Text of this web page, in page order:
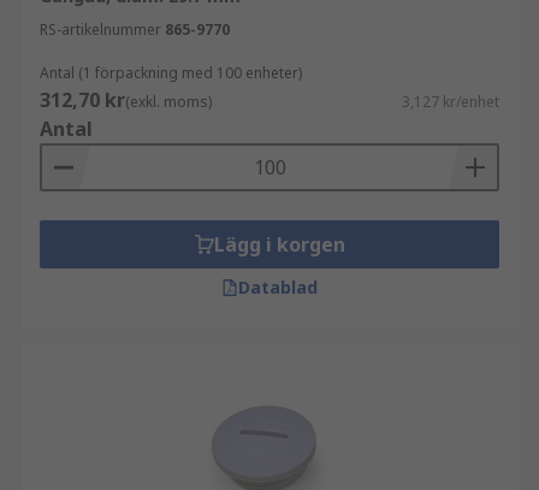
RS-artikelnummer 865-9770
Antal (1 förpackning med 100 enheter)
312,70 kr(exkl. moms) 3,127 kr/enhet
Antal
Lägg i korgen
Datablad